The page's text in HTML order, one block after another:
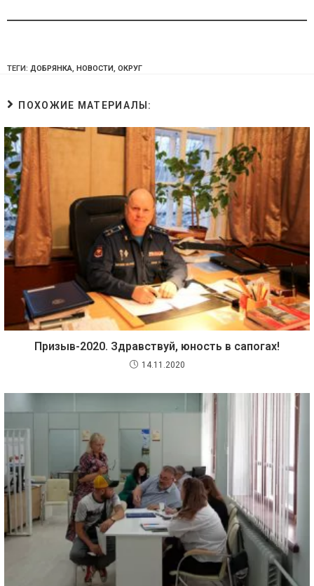
ТЕГИ: ДОБРЯНКА, НОВОСТИ, ОКРУГ
ПОХОЖИЕ МАТЕРИАЛЫ:
Призыв-2020. Здравствуй, юность в сапогах!
14.11.2020